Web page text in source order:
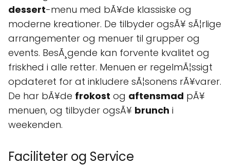
dessert-menu med bÃ¥de klassiske og
moderne kreationer. De tilbyder ogsÃ¥ sÃ¦rlige
arrangementer og menuer til grupper og
events. BesÃ¸gende kan forvente kvalitet og
friskhed i alle retter. Menuen er regelmÃ¦ssigt
opdateret for at inkludere sÃ¦sonens rÃ¥varer.
De har bÃ¥de frokost og aftensmad pÃ¥
menuen, og tilbyder ogsÃ¥ brunch i
weekenden.
Faciliteter og Service